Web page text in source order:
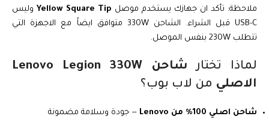
ملاحظة: تأكد ان جهازك يستخدم موصل Yellow Square Tip وليس
USB-C قبل الشراء. الشاحن 330W متوافق ايضاً مع الاجهزة التي
تتطلب 230W بنفس الموصل.
لماذا تختار
شاحن Lenovo Legion 330W
الاصلي من لاب بوب؟
شاحن اصلي 100% من Lenovo
— جودة وسلامة مضمونة